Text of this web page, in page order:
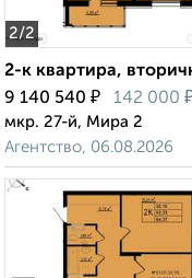
2/2
2-к квартира,
9 140 540 ₽ 142 000
мкр. 27-й, Мира 2
Агентство, 06.08.2026